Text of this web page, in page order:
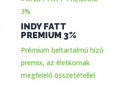
INDY FATT
PREMIUM 3%
Prémium beltartalmú hízó
premix, az életkornak
megfelelő összetétellel